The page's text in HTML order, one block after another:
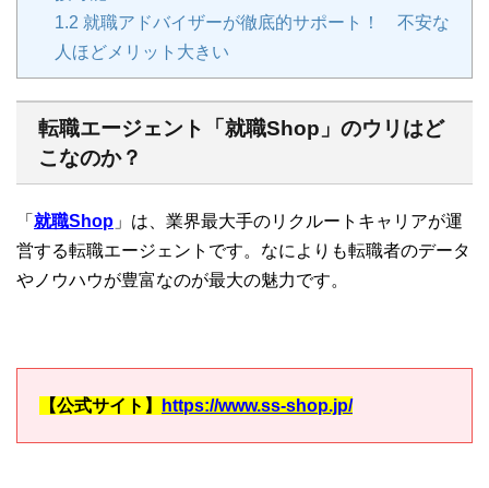
1.2 就職アドバイザーが徹底的サポート！ 不安な
人ほどメリット大きい
転職エージェント「就職Shop」のウリはど
こなのか？
「 就職Shop 」は、業界最大手のリクルートキャリアが運
営する転職エージェントです。なによりも転職者のデータ
やノウハウが豊富なのが最大の魅力です。
【公式サイト】 https://www.ss-shop.jp/